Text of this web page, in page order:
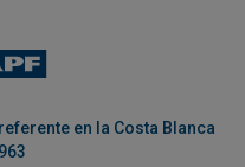
en la Costa Blanca